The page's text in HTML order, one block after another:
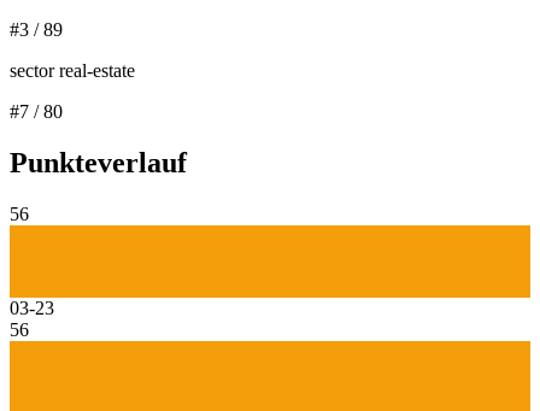
#3 /89
sector real-estate
#7 /80
Punkteverlauf
56
03-23
56